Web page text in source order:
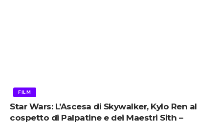
FILM
Star Wars: L’Ascesa di Skywalker, Kylo Ren al
cospetto di Palpatine e dei Maestri Sith –